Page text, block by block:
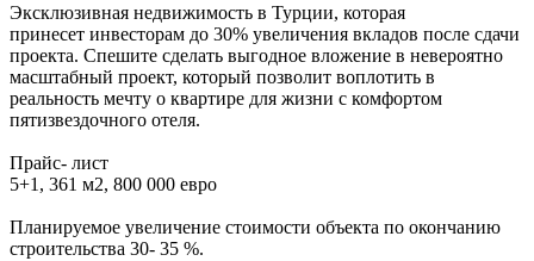
Эксклюзивная недвижимость в Турции, которая
принесет инвесторам до 30% увеличения вкладов после сдачи
проекта. Спешите сделать выгодное вложение в невероятно
масштабный проект, который позволит воплотить в
реальность мечту о квартире для жизни с комфортом
пятизвездочного отеля.
Прайс- лист
5+1, 361 м2, 800 000 евро
Планируемое увеличение стоимости объекта по окончанию
строительства 30- 35 %.